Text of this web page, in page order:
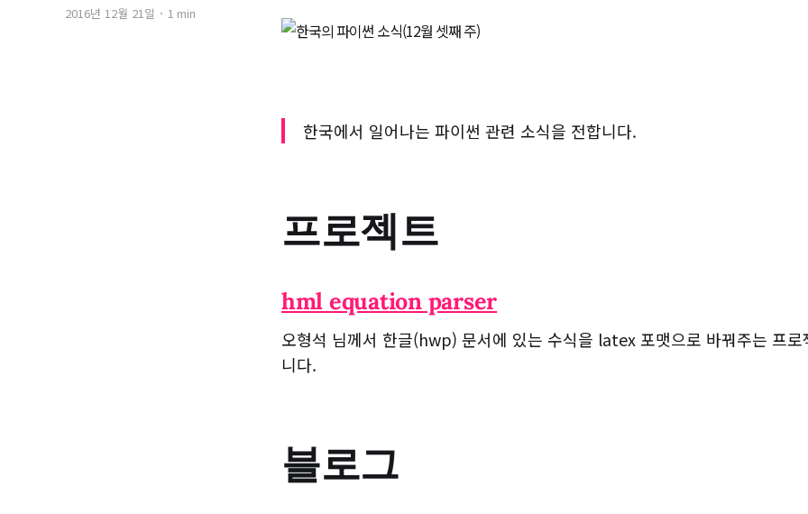
2016년 12월 21일 1 min
한국에서 일어나는 파이썬 관련 소식을 전합니다.
프로젝트
hml equation parser
오형석 님께서 한글(hwp) 문서에 있는 수식을 latex 포맷으로 바꿔주는 프로
니다.
블로그